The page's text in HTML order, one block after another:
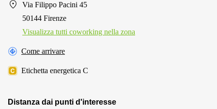
Via Filippo Pacini 45
50144 Firenze
Visualizza tutti сoworking nella zona
Come arrivare
Etichetta energetica C
Distanza dai punti d'interesse